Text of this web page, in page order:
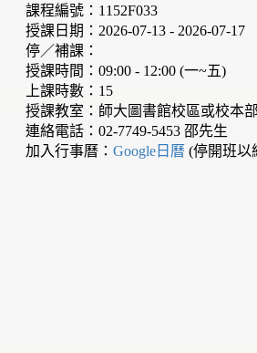
課程編號：1152F033
授課日期：2026-07-13 - 2026-07-17
停／補課：
授課時間：09:00 - 12:00 (一~五)
上課時數：15
授課教室：師大圖書館校區或校本部
連絡電話：02-7749-5453 邵先生
加入行事曆：Google日曆(停開班以